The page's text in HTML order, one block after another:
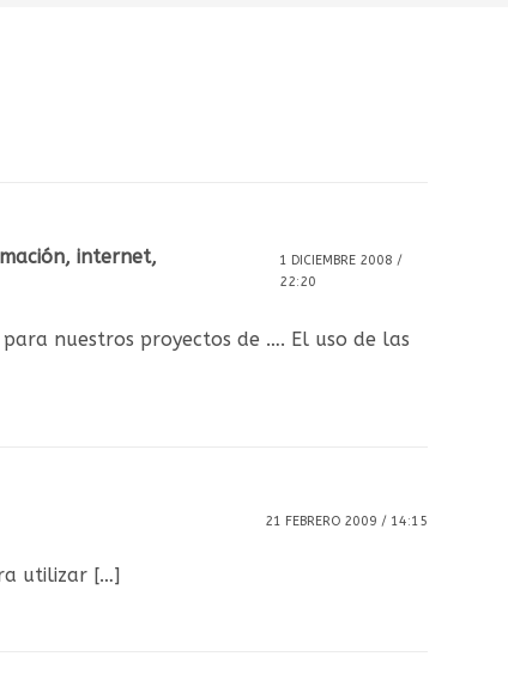
internet,
1 DICIEMBRE 2008 /
22:20
nuestros proyectos de …. El uso de las
21 FEBRERO 2009 / 14:15
utilizar […]